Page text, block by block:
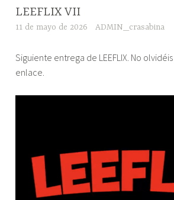
LEEFLIX VII
11 de mayo de 2026 ADMIN_crasabina
Siguiente entrega de LEEFLIX. No
enlace.